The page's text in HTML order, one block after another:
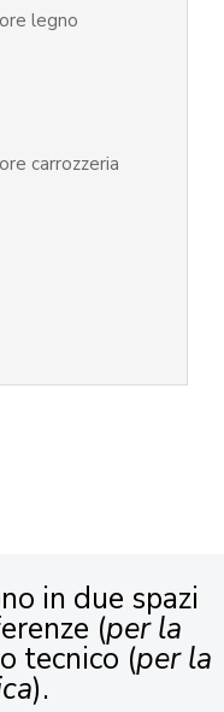
legno
carrozzeria
in due spazi
(per la
tecnico (per la
).